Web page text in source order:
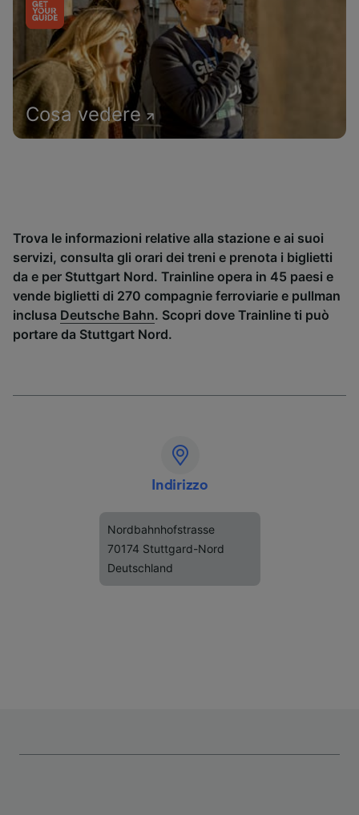
Cosa vedere
Trova le informazioni relative alla stazione e ai suoi
servizi, consulta gli orari dei treni e prenota i biglietti
da e per Stuttgart Nord. Trainline opera in 45 paesi e
vende biglietti di 270 compagnie ferroviarie e pullman
inclusa Deutsche Bahn. Scopri dove Trainline ti può
portare da Stuttgart Nord.
Indirizzo
Nordbahnhofstrasse
70174 Stuttgard-Nord
Deutschland